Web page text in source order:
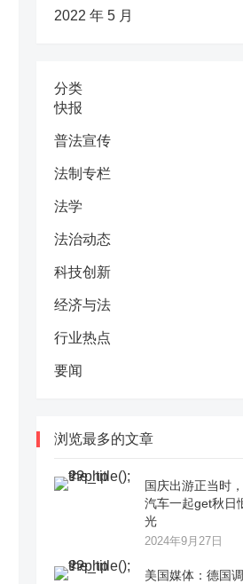
2022 年 5 月
分类
快报
普法宣传
法制专栏
法学
法治动态
科技创新
经济与法
行业热点
要闻
浏览最多的文章
国庆出游正当时
汽车一起get秋日
光
2024年9月27日
美国媒体：德国